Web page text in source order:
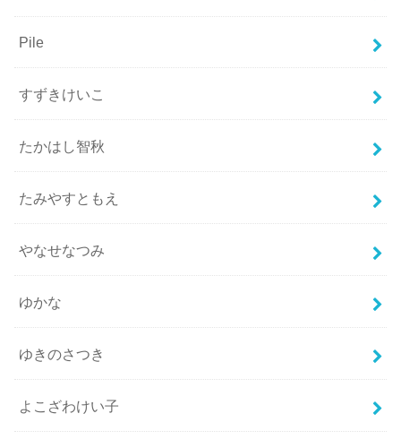
Pile
すずきけいこ
たかはし智秋
たみやすともえ
やなせなつみ
ゆかな
ゆきのさつき
よこざわけい子